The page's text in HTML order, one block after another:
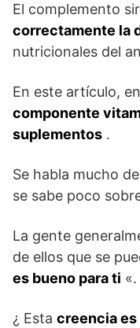
El complemento
correctamente la
nutricionales del
En este artículo,
componente
suplementos .
Se habla mucho
se sabe poco
La gente
de ellos que se
es bueno para ti «.
¿ Esta creencia